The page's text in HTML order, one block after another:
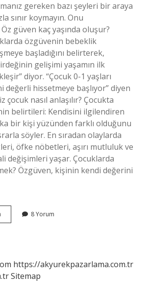
gereken bazı şeyleri bir araya
sınır koymayın. Onu
güven kaç yaşında oluşur?
özgüvenin bebeklik
başladığını belirterek,
gelişimi yaşamın ilk
diyor. “Çocuk 0-1 yaşları
değerli hissetmeye başlıyor” diyen
çocuk nasıl anlaşılır? Çocukta
belirtileri: Kendisini ilgilendiren
bir kişi yüzünden farklı olduğunu
söyler. En sıradan olaylarda
öfke nöbetleri, aşırı mutluluk ve
değişimleri yaşar. Çocuklarda
Özgüven, kişinin kendi değerini
Özgüveni
Olan
8 Yorum
https://akyurekpazarlama.com.tr
Sitemap